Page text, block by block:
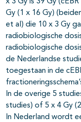
Gy (1 x 16 Gy)
et al) die 10 x 3 Gy
radiobiologische
radiobiologische
de Nederlandse
toegestaan in de
In de overige 5
studies) of 5 x 4 Gy
In Nederland wordt